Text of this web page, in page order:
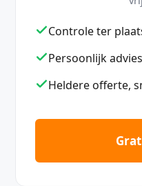
Controle ter
Persoonlijk advies
Heldere offerte,